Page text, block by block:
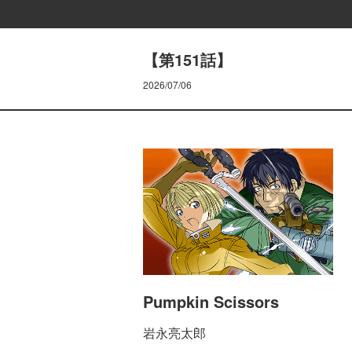
【第151話】
2026/07/06
Pumpkin Scissors
岩永亮太郎